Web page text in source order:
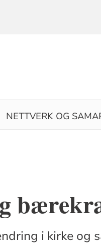
NETTVERK OG
i kirke og